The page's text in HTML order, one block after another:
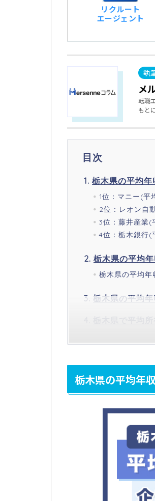
リクルート
エージェント
メ
転職
もと
目次
栃木県の平均年
1位：マニー(平
2位：レオン自
3位：藤井産業(
4位：栃木銀行(
栃木県の平均年
栃木県の平均年
栃木県の平均年
栃木県で平均
栃木県の平均年